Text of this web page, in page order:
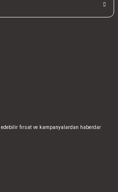
fırsat ve kampanyalardan haberdar